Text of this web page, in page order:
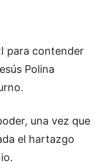
para contender
Polina
una vez que
el hartazgo